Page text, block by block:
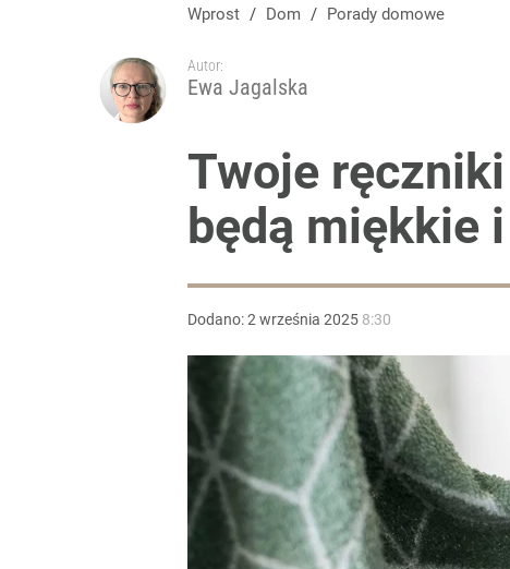
Wprost / Dom / Porady domowe
Autor:
Ewa Jagalska
Twoje
będą miękkie
Dodano:2 września 2025 8:30